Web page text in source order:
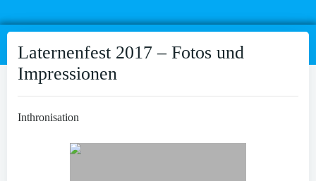
Laternenfest 2017 – Fotos und
Impressionen
Inthronisation